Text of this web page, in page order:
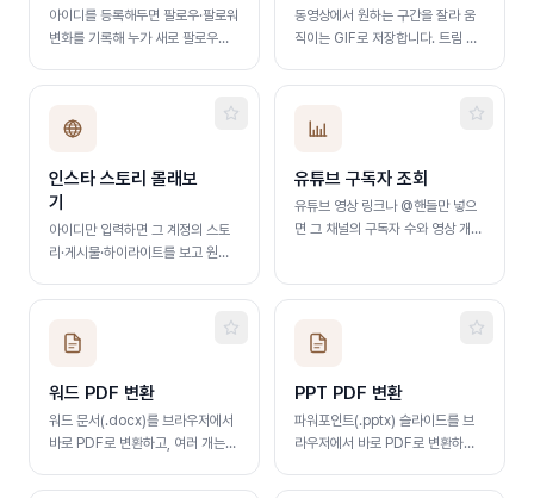
아이디를 등록해두면 팔로우·팔로워
변화를 기록해 누가 새로 팔로우하
증(파란 배지) 계정은 인스타그램이
팔로워 명단을 일부만 공개해 추적
할 수 없습니다.
동영상에서 원하는 구간을 잘라 움
직이는 GIF로 저장합니다. 트림 슬
를 선택하면 바로 변환됩니다
인스타 스토리 몰래보
기
아이디만 입력하면 그 계정의 스토
리·게시물·하이라이트를 보고 원본
유튜브 구독자 조회
유튜브 영상 링크나 @핸들만 넣으
면 그 채널의 구독자 수와 영상 개수
워드 PDF 변환
워드 문서(.docx)를 브라우저에서
바로 PDF로 변환하고, 여러 개는
PPT PDF 변환
파워포인트(.pptx) 슬라이드를 브
라우저에서 바로 PDF로 변환하고,
니다.